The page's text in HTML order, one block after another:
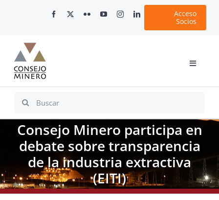
Acceso
Socios
Toggle
Documentos
Minería en Chile
Plataformas Digitales
Comunicaciones
Search
Consejo Minero participa en
debate sobre transparencia
de la industria extractiva
(EITI)